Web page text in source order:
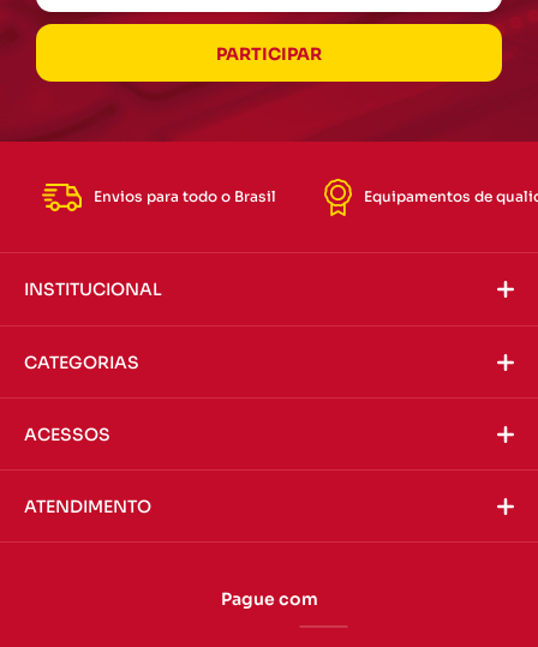
Envios para todo o Brasil Equipamentos de
INSTITUCIONAL
CATEGORIAS
ACESSOS
ATENDIMENTO
Pague com